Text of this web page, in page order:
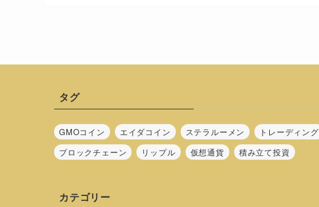
タグ
GMOコイン エイダコイン ステラルーメン
トレーディング
ブロックチェーン
リップル 仮想通貨 積み立て投資
カテゴリー